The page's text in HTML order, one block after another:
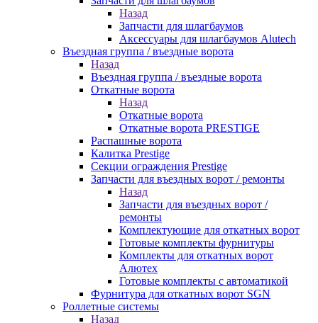
Назад
Запчасти для шлагбаумов
Аксессуары для шлагбаумов Alutech
Въездная группа / въездные ворота
Назад
Въездная группа / въездные ворота
Откатные ворота
Назад
Откатные ворота
Откатные ворота PRESTIGE
Распашные ворота
Калитка Prestige
Секции ограждения Prestige
Запчасти для въездных ворот / ремонты
Назад
Запчасти для въездных ворот /
ремонты
Комплектующие для откатных ворот
Готовые комплекты фурнитуры
Комплекты для откатных ворот
Алютех
Готовые комплекты с автоматикой
Фурнитура для откатных ворот SGN
Роллетные системы
Назад